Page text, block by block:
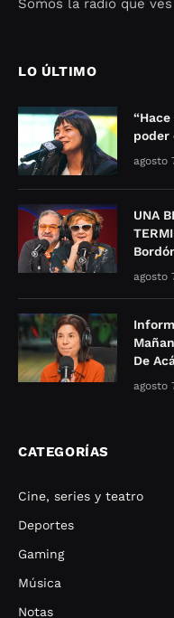
Somos la radio que ves
LO ÚLTIMO
poder
agosto
UNA
agosto
De
agosto
CATEGORÍAS
Cine, series y teatro
Deportes
Gaming
Música
Notas